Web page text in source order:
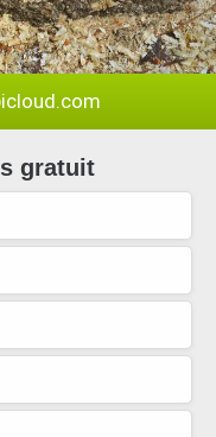
gratuit